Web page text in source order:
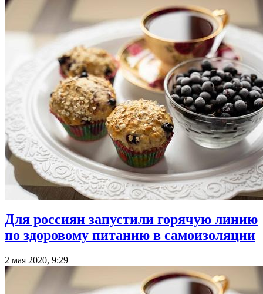
Для россиян запустили горячую линию
по здоровому питанию в самоизоляции
2 мая 2020, 9:29